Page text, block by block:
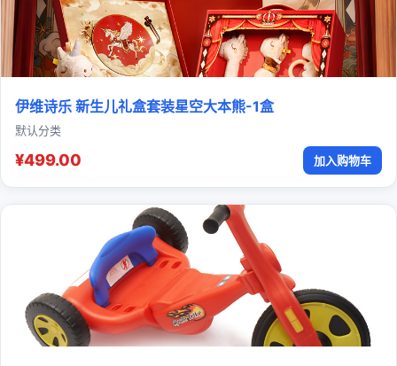
伊维诗乐 新生儿礼盒套装星空大本熊-1盒
默认分类
¥499.00 加入购物车